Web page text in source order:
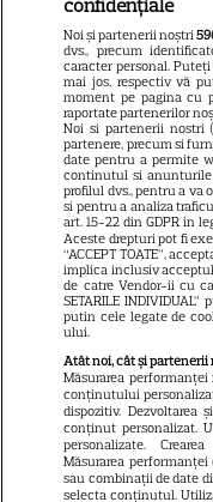
Copyright2026
confidențiale
Noi și partenerii noștri
dvs., precum
caracter personal.
mai jos, respectiv vă
moment pe pagina cu
raportate partenerilor
Noi si partenerii nostri
partenere, precum si
date pentru a permite
continutul si anunturile
profilul dvs., pentru a va
si pentru a analiza
art. 15-22 din GDPR in
Aceste drepturi pot fi
“ACCEPT TOATE”,
implica inclusiv
de catre Vendor-ii cu
SETARILE
putin cele legate de
ului.
Atât noi, cât și partenerii
Măsurarea
conținutului
dispozitiv. Dezvoltarea
conținut personalizat.
personalizate.
Măsurarea
sau combinații de date
selecta conținutul.